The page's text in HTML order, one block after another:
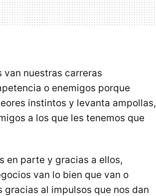
van nuestras carreras
o enemigos porque
instintos y levanta ampollas,
a los que les tenemos que
en parte y gracias a ellos,
van lo bien que van o
al impulsos que nos dan